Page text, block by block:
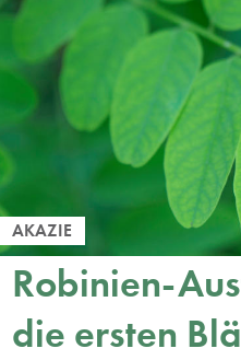
AKAZIE
Robinien-
die ersten